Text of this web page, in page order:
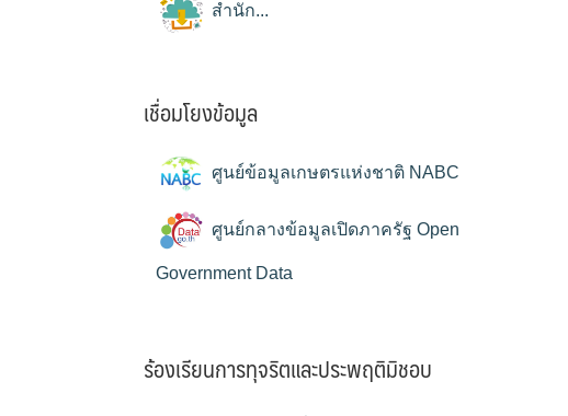
สำนัก...
เชื่อมโยงข้อมูล
ศูนย์ข้อมูลเกษตรแห่งชาติ NABC
ศูนย์กลางข้อมูลเปิดภาครัฐ Open
Government Data
ร้องเรียนการทุจริตและประพฤติมิชอบ